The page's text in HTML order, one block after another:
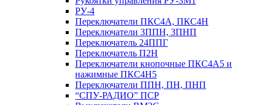
РУ-4
Переключатели ПКС4А, ПКС4Н
Переключатели 3ППН, 3ПНП
Переключатель 24ППГ
Переключатель П2Н
Переключатели кнопочные ПКС4А5 и
нажимные ПКС4Н5
Переключатели ППН, ПН, ПНП
“СПУ-РАДИО” ПСР